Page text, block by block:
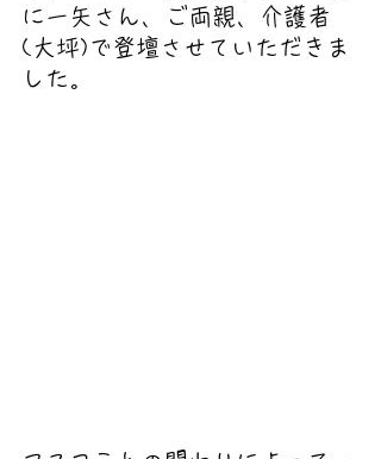
に一矢さん、ご両親、介護者
(大坪)で登壇させていただきま
した。